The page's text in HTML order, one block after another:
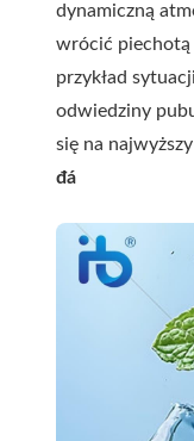
dynamiczną
wrócić piechotą
przykład
odwiedziny
się na
đá